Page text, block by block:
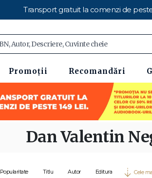
Transport gratuit la comenzi de
Promoții Recomandări
Dan Valentin
Popularitate Titlu Autor Editura Cele